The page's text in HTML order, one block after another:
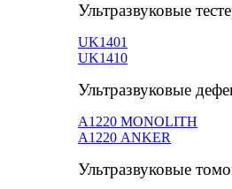
Ультразвуковые
UK1401
UK1410
Ультразвуковые
А1220 MONOLITH
А1220 ANKER
Ультразвуковые